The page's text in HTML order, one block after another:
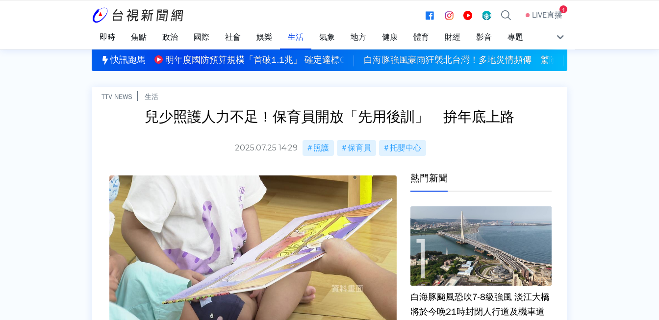
LIVE直播1
即時 焦點 政治 國際 社會 娛樂 生活 氣象 地方 健康 體育 財經 影音 專題
快訊跑馬
雨！楊梅20年老樹倒下砸車 新竹尖石同車高巨石崩落明年度國防預算規模「首破1.1兆」 確定達標GDP 3%！白海豚強風豪雨狂襲北台灣！多地災情頻傳 驚險畫面曝光
TTV NEWS 生活
兒少照護人力不足！保育員開放「先用後訓」 拚年底上路
2025.07.25 14:29 照護 保育員 托嬰中心
熱門新聞
白海豚颱風恐吹7-8級強風 淡江大橋
將於今晚21時封閉人行道及機車道